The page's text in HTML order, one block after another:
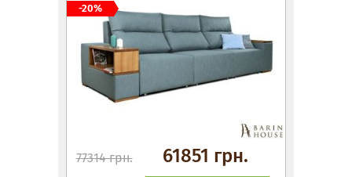
77314 грн. 61851 грн.
-20%